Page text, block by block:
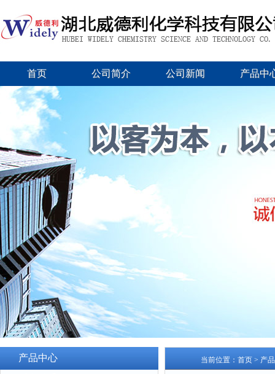
首页 公司简介 公司新闻 产品中
产品中心 当前位置： 首页 > 产